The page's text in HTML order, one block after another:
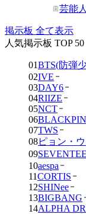
芸能
掲示板 全て表示
人気掲示板 TOP 50
01BTS(防弾
02IVE
03DAY6
04RIIZE
05NCT
06
07TWS
08ピョン・
09
10aespa
11CORTIS
12SHINee
13BIGBANG
14ALPHA